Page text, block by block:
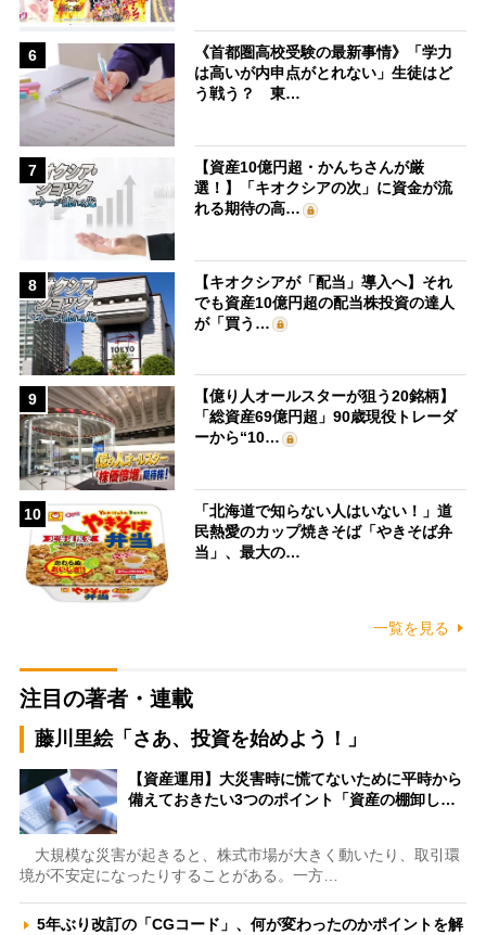
6
《首都圏高校受験の最新事情》「学力
は高いが内申点がとれない」生徒はど
う戦う？ 東…
7
【資産10億円超・かんちさんが厳
選！】「キオクシアの次」に資金が流
れる期待の高…
8
【キオクシアが「配当」導入へ】それ
でも資産10億円超の配当株投資の達人
が「買う…
9
【億り人オールスターが狙う20銘柄】
「総資産69億円超」90歳現役トレーダ
ーから“10…
10
「北海道で知らない人はいない！」道
民熱愛のカップ焼きそば「やきそば弁
当」、最大の…
一覧を見る
注目の著者・連載
藤川里絵「さあ、投資を始めよう！」
【資産運用】大災害時に慌てないために平時から
備えておきたい3つのポイント「資産の棚卸し…
大規模な災害が起きると、株式市場が大きく動いたり、取引環
境が不安定になったりすることがある。一方…
5年ぶり改訂の「CGコード」、何が変わったのかポイントを解